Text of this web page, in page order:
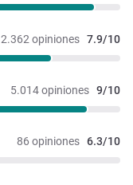
2.362 opiniones 7.9/10
5.014 opiniones 9/10
86 opiniones 6.3/10